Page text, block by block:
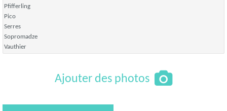
Pfifferling
Pico
Serres
Sopromadze
Vauthier
Ajouter des photos